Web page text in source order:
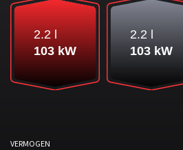
2.2 l
103 kW
2.2 l
103 kW
VERMOGEN